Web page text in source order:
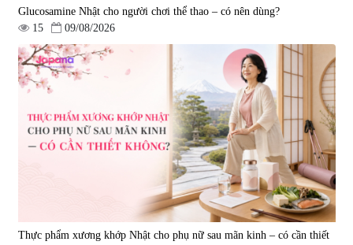
Viên uống hỗ trợ giấc ngủ Fujina
Sleepy Nhật Bản 80 viên
Viên uống phòng ngừa & hỗ trợ
điều trị đột quỵ Biken Kinase
Gold 60 viên
|0
1.570.000 đ
Glucosamine Nhật cho người chơi thể thao – có nên dùng?
15
09/08/2026
Thực phẩm xương khớp Nhật cho phụ nữ sau mãn kinh – có cần thiết